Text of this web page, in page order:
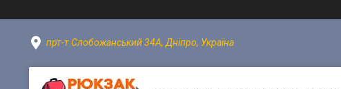
прт-т Слобожанський 34А, Дніпро, Україна